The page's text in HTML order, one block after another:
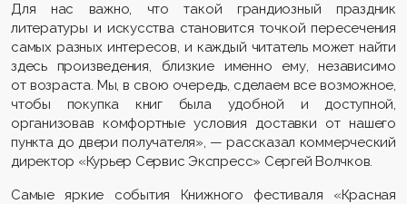
Для нас важно, что такой грандиозный праздник
литературы и искусства становится точкой пересечения
самых разных интересов, и каждый читатель может найти
здесь произведения, близкие именно ему, независимо
от возраста. Мы, в свою очередь, сделаем все возможное,
чтобы покупка книг была удобной и доступной,
организовав комфортные условия доставки от нашего
пункта до двери получателя», — рассказал коммерческий
директор «Курьер Сервис Экспресс» Сергей Волчков.
Самые яркие события Книжного фестиваля «Красная